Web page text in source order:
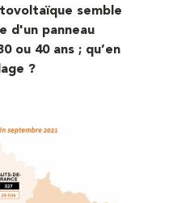
semble
d'un panneau
ou 40 ans ; qu’en
?